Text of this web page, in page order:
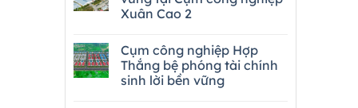
Xuân Cao 2
Cụm công nghiệp Hợp
Thắng bệ phóng tài chính
sinh lời bền vững